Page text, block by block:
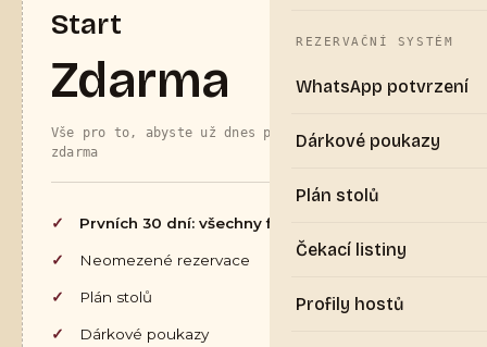
REZERVAČNÍ SYSTÉM
WhatsApp potvrzení
Dárkové poukazy
Plán stolů
Čekací listiny
Profily hostů
Start
Zdarma
Vše pro to, abyste už dnes přijímali rezervace
zdarma
Prvních 30 dní: všechny funkce zdarma
Neomezené rezervace
Plán stolů
Dárkové poukazy